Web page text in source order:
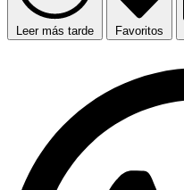
Leer más tarde Favoritos